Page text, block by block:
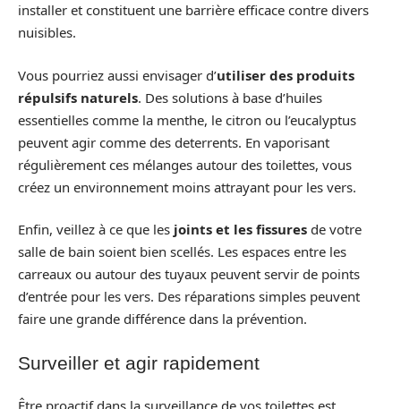
installer et constituent une barrière efficace contre divers
nuisibles.
Vous pourriez aussi envisager d’utiliser des produits
répulsifs naturels. Des solutions à base d’huiles
essentielles comme la menthe, le citron ou l’eucalyptus
peuvent agir comme des deterrents. En vaporisant
régulièrement ces mélanges autour des toilettes, vous
créez un environnement moins attrayant pour les vers.
Enfin, veillez à ce que les joints et les fissures de votre
salle de bain soient bien scellés. Les espaces entre les
carreaux ou autour des tuyaux peuvent servir de points
d’entrée pour les vers. Des réparations simples peuvent
faire une grande différence dans la prévention.
Surveiller et agir rapidement